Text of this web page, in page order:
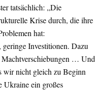
tatsächlich: „Die
Krise durch, die ihre
hat:
Investitionen. Dazu
Machtverschiebungen … Und
wir nicht gleich zu Beginn
Ukraine ein großes